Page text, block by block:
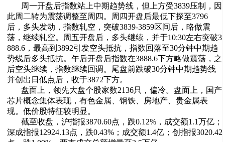
周一开盘后指数站上中期趋势线，但上方受3839压制，因
此周二转为震荡调整至周四。周四开盘后最低下探至3796
后，多头发动，指数轧空，突破3839-3859区间后，略做震
荡，继续轧空。周五开盘后，多头继续，并于10:30左右突破3
888.6，最高到3892引发空头抵抗，指数回落至30分钟中期趋
势线后多头抵抗。午后开盘后指数在3888.6下方略做震荡，之
后空头继续，指数继续回调。尾盘前跌破30分钟中期趋势线
并创出日低点后，收于3872下方。
盘面上，领先大盘个股家数2136只，偏冷。盘面上，国产
芯片概念集体表现，有色金属、钢铁、房地产、贵金属表
现。低价股特征较明显。
截至收盘，沪指报3870.60点，跌0.12%，成交额1.1万亿；
深成指报12924.13点，跌0.43%；成交额1.4亿；创指报3020.42